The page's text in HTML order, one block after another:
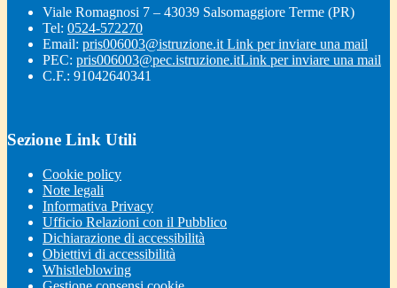
Viale Romagnosi 7 – 43039 Salsomaggiore Terme (PR)
Tel: 0524-572270
Email: pris006003@istruzione.it Link per inviare una mail
PEC: pris006003@pec.istruzione.itLink per inviare una mail
C.F.: 91042640341
Sezione Link Utili
Cookie policy
Note legali
Informativa Privacy
Ufficio Relazioni con il Pubblico
Dichiarazione di accessibilità
Obiettivi di accessibilità
Whistleblowing